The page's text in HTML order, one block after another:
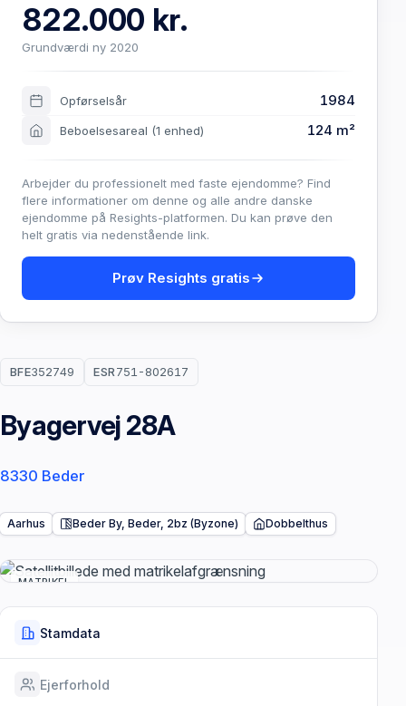
BFE352749 ESR751-802617
Byagervej 28A
8330 Beder
Aarhus Beder By, Beder, 2bz (Byzone) Dobbelthus
MATRIKEL
Stamdata
Ejerforhold
822.000 kr.
Grundværdi ny 2020
Opførselsår 1984
Beboelsesareal (1 enhed) 124 m²
Arbejder du professionelt med faste ejendomme? Find
flere informationer om denne og alle andre danske
ejendomme på Resights-platformen. Du kan prøve den
helt gratis via nedenstående link.
Prøv Resights gratis